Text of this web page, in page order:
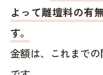
よって離壇料の有
す。
金額は、これまで